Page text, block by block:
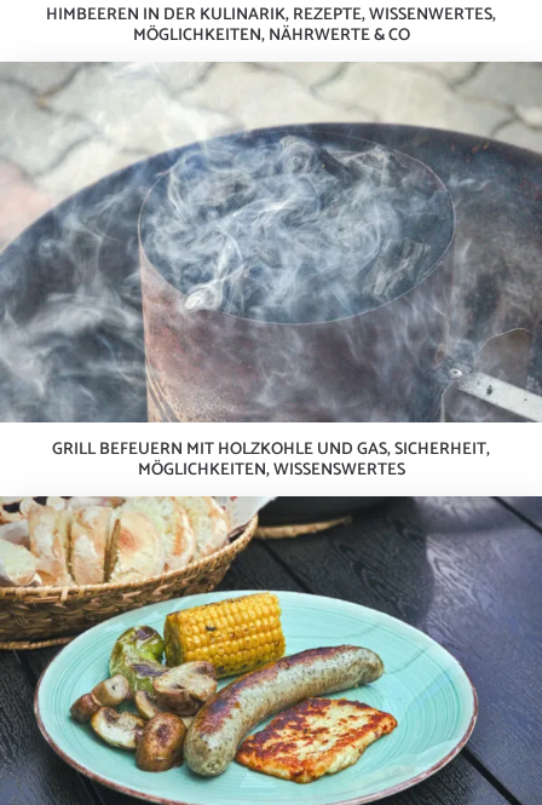
HIMBEEREN IN DER KULINARIK, REZEPTE, WISSENWERTES,
MÖGLICHKEITEN, NÄHRWERTE & CO
GRILL BEFEUERN MIT HOLZKOHLE UND GAS, SICHERHEIT,
MÖGLICHKEITEN, WISSENSWERTES